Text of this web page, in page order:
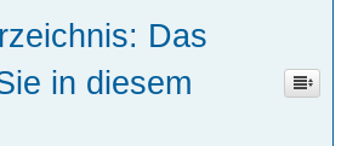
Das
in diesem